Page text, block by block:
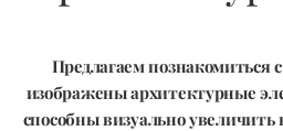
Предлагаем познакомиться
изображены архитектурные
способны визуально увеличить